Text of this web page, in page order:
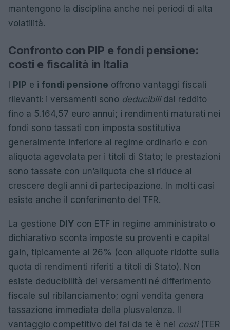
mantengono la disciplina anche nei periodi di alta
volatilità.
Confronto con PIP e fondi pensione:
costi e fiscalità in Italia
PIP e i fondi pensione offrono vantaggi fiscali
rilevanti: i versamenti sono deducibilidal reddito
fino a 5.164,57 euro annui; i rendimenti maturati nei
fondi sono tassati con imposta sostitutiva
generalmente inferiore al regime ordinario e con
aliquota agevolata per i titoli di Stato; le prestazioni
sono tassate con un’aliquota che si riduce al
crescere degli anni di partecipazione. In molti casi
esiste anche il conferimento del TFR.
La gestione DIY con ETF in regime amministrato o
dichiarativo sconta imposte su proventi e capital
gain, tipicamente al 26% (con aliquote ridotte sulla
quota di rendimenti riferiti a titoli di Stato). Non
esiste deducibilità dei versamenti né differimento
fiscale sul ribilanciamento; ogni vendita genera
tassazione immediata della plusvalenza. Il
vantaggio competitivo del fai da te è nei costi(TER